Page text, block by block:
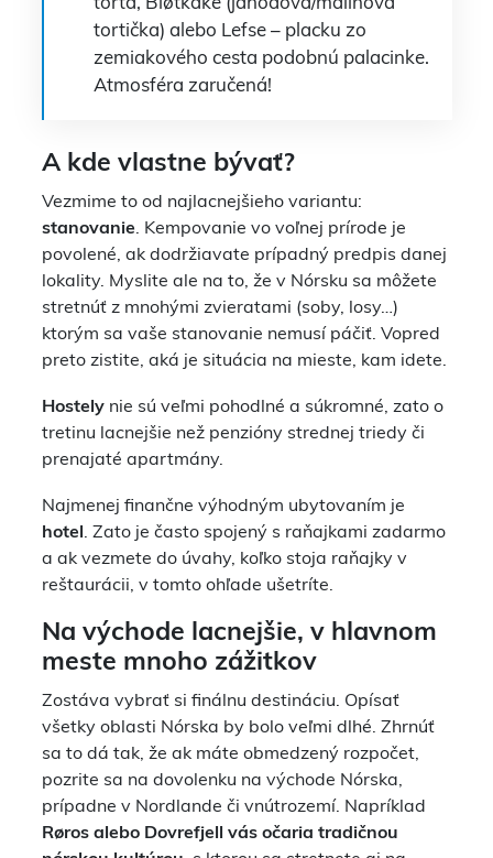
torta, Bløtkake (jahodová/malinová
tortička) alebo Lefse – placku zo
zemiakového cesta podobnú palacinke.
Atmosféra zaručená!
A kde vlastne bývať?
Vezmime to od najlacnejšieho variantu:
stanovanie. Kempovanie vo voľnej prírode je
povolené, ak dodržiavate prípadný predpis danej
lokality. Myslite ale na to, že v Nórsku sa môžete
stretnúť z mnohými zvieratami (soby, losy…)
ktorým sa vaše stanovanie nemusí páčiť. Vopred
preto zistite, aká je situácia na mieste, kam idete.
Hostelynie sú veľmi pohodlné a súkromné, zato o
tretinu lacnejšie než penzióny strednej triedy či
prenajaté apartmány.
Najmenej finančne výhodným ubytovaním je
hotel. Zato je často spojený s raňajkami zadarmo
a ak vezmete do úvahy, koľko stoja raňajky v
reštaurácii, v tomto ohľade ušetríte.
Na východe lacnejšie, v hlavnom
meste mnoho zážitkov
Zostáva vybrať si finálnu destináciu. Opísať
všetky oblasti Nórska by bolo veľmi dlhé. Zhrnúť
sa to dá tak, že ak máte obmedzený rozpočet,
pozrite sa na dovolenku na východe Nórska,
prípadne v Nordlande či vnútrozemí. Napríklad
Røros alebo Dovrefjell vás očaria tradičnou